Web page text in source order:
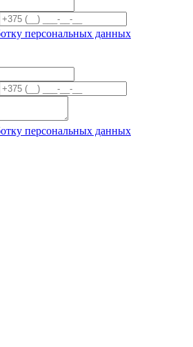
персональных данных
персональных данных